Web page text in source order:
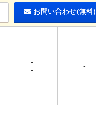
お問い合わせ(無料)
-
-
-